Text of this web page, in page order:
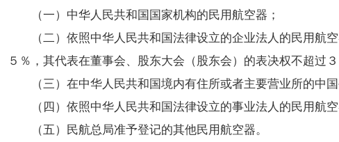
（一）中华人民共和国国家机构的民用航空器；
（二）依照中华人民共和国法律设立的企业法人的民用航空
５％，其代表在董事会、股东大会（股东会）的表决权不超过
（三）在中华人民共和国境内有住所或者主要营业所的中国
（四）依照中华人民共和国法律设立的事业法人的民用航空
（五）民航总局准予登记的其他民用航空器。